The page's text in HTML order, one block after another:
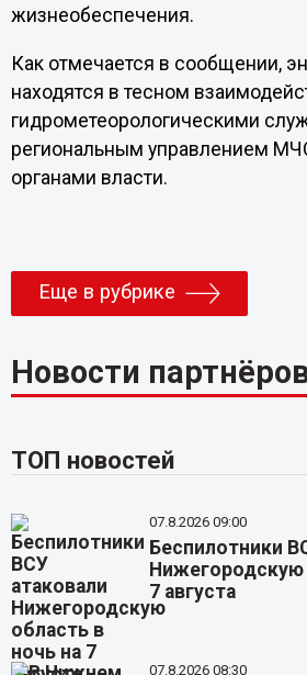
жизнеобеспечения.
Как отмечается в сообщении,
находятся в тесном
гидрометеорологическими
региональным управлением
органами власти.
Еще в рубрике
Новости
ТОП новостей
07.8.2026 09:00
Беспилотники
Нижегородскую
7 августа
07.8.2026 08:30